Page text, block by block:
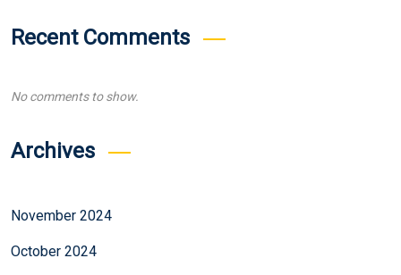
Recent Comments
No comments to show.
Archives
November 2024
October 2024